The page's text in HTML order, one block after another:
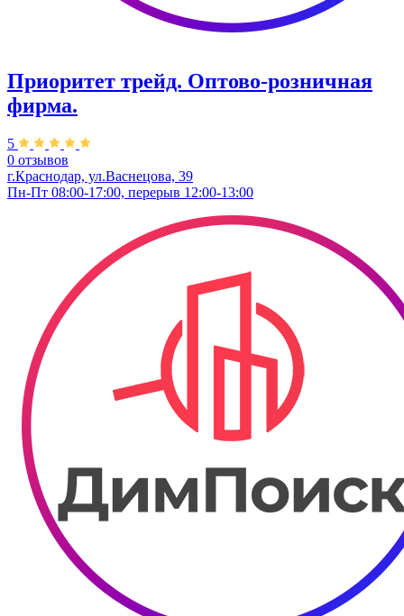
Приоритет трейд. ​Оптово-розничная
фирма.
5
0 отзывов
г.Краснодар, ул.Васнецова, 39
Пн-Пт 08:00-17:00, перерыв 12:00-13:00